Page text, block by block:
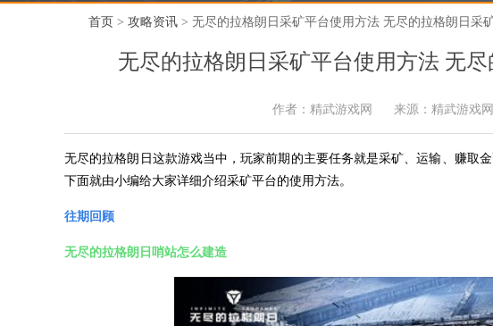
首页 > 攻略资讯 > 无尽的拉格朗日采矿平台使用方法 无尽的拉格朗日采
无尽的拉格朗日采矿平台使用方法 无
作者：精武游戏网 来源：精武游戏网
无尽的拉格朗日这款游戏当中，玩家前期的主要任务就是采矿、运输、赚取
下面就由小编给大家详细介绍采矿平台的使用方法。
往期回顾
无尽的拉格朗日哨站怎么建造